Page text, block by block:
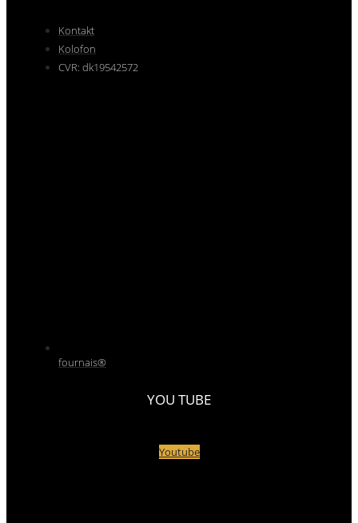
Kontakt
Kolofon
CVR: dk19542572
fournais®
YOU TUBE
Youtube